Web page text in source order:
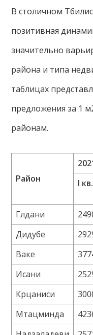
В столичном
позитивная
значительно
района и типа
таблицах
предложения за 1
районам.
Район
I кв.
Глдани
Дидубе
Ваке
Исани
Крцаниси
Мтацминда